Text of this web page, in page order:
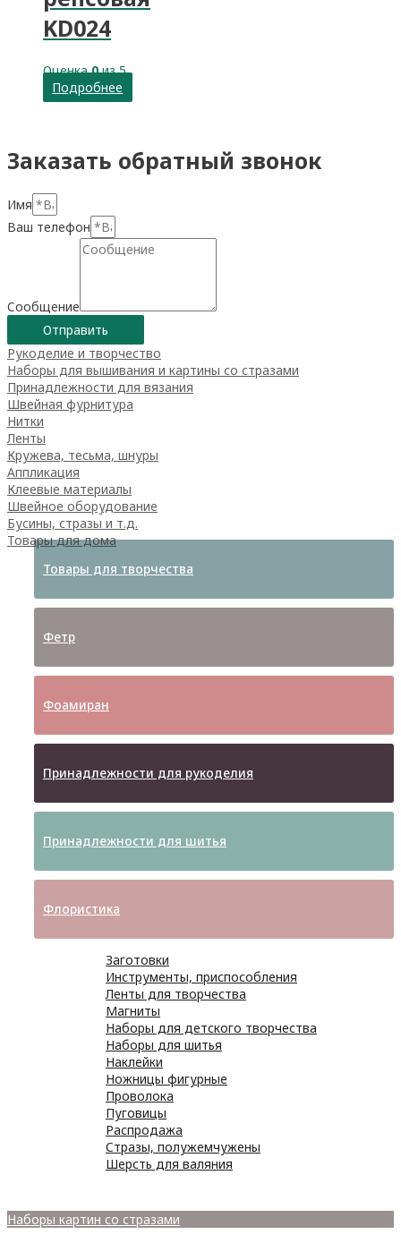
KD024
Оценка0из 5
Подробнее
Заказать обратный звонок
Имя
Ваш телефон
Сообщение
Отправить
Рукоделие и творчество
Наборы для вышивания и картины со стразами
Принадлежности для вязания
Швейная фурнитура
Нитки
Ленты
Кружева, тесьма, шнуры
Аппликация
Клеевые материалы
Швейное оборудование
Бусины, стразы и т.д.
Товары для дома
Товары для творчества
Фетр
Фоамиран
Принадлежности для рукоделия
Принадлежности для шитья
Флористика
Заготовки
Инструменты, приспособления
Ленты для творчества
Магниты
Наборы для детского творчества
Наборы для шитья
Наклейки
Ножницы фигурные
Проволока
Пуговицы
Распродажа
Стразы, полужемчужены
Шерсть для валяния
Наборы картин со стразами